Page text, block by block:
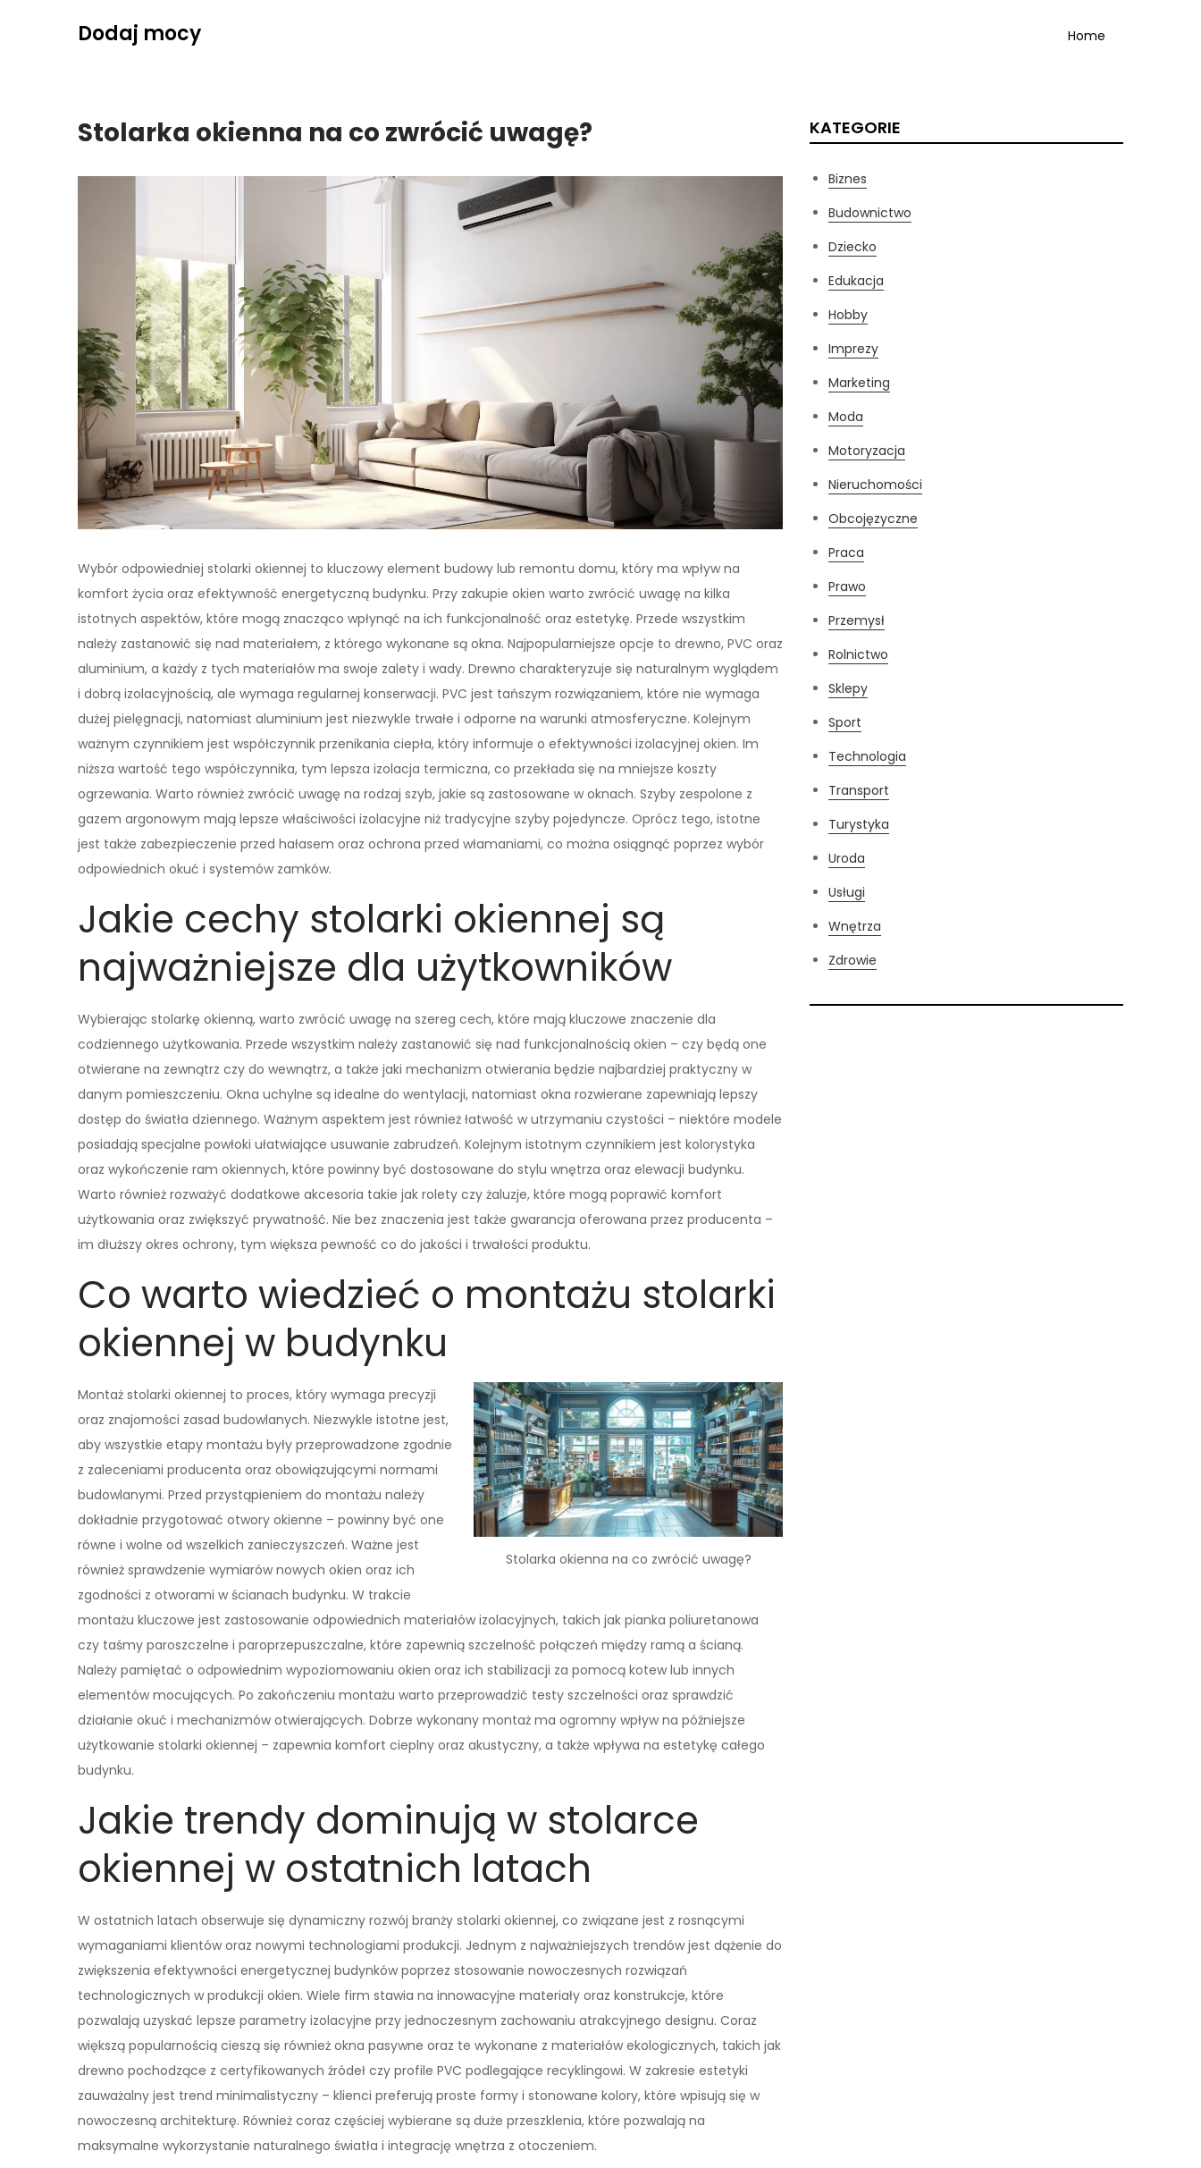
Dodaj mocy Home
Stolarka okienna na co zwrócić uwagę?
Wybór odpowiedniej stolarki okiennej to kluczowy element budowy lub remontu domu, który ma wpływ na
komfort życia oraz efektywność energetyczną budynku. Przy zakupie okien warto zwrócić uwagę na kilka
istotnych aspektów, które mogą znacząco wpłynąć na ich funkcjonalność oraz estetykę. Przede wszystkim
należy zastanowić się nad materiałem, z którego wykonane są okna. Najpopularniejsze opcje to drewno, PVC oraz
aluminium, a każdy z tych materiałów ma swoje zalety i wady. Drewno charakteryzuje się naturalnym wyglądem
i dobrą izolacyjnością, ale wymaga regularnej konserwacji. PVC jest tańszym rozwiązaniem, które nie wymaga
dużej pielęgnacji, natomiast aluminium jest niezwykle trwałe i odporne na warunki atmosferyczne. Kolejnym
ważnym czynnikiem jest współczynnik przenikania ciepła, który informuje o efektywności izolacyjnej okien. Im
niższa wartość tego współczynnika, tym lepsza izolacja termiczna, co przekłada się na mniejsze koszty
ogrzewania. Warto również zwrócić uwagę na rodzaj szyb, jakie są zastosowane w oknach. Szyby zespolone z
gazem argonowym mają lepsze właściwości izolacyjne niż tradycyjne szyby pojedyncze. Oprócz tego, istotne
jest także zabezpieczenie przed hałasem oraz ochrona przed włamaniami, co można osiągnąć poprzez wybór
odpowiednich okuć i systemów zamków.
Jakie cechy stolarki okiennej są
najważniejsze dla użytkowników
Wybierając stolarkę okienną, warto zwrócić uwagę na szereg cech, które mają kluczowe znaczenie dla
codziennego użytkowania. Przede wszystkim należy zastanowić się nad funkcjonalnością okien – czy będą one
otwierane na zewnątrz czy do wewnątrz, a także jaki mechanizm otwierania będzie najbardziej praktyczny w
danym pomieszczeniu. Okna uchylne są idealne do wentylacji, natomiast okna rozwierane zapewniają lepszy
dostęp do światła dziennego. Ważnym aspektem jest również łatwość w utrzymaniu czystości – niektóre modele
posiadają specjalne powłoki ułatwiające usuwanie zabrudzeń. Kolejnym istotnym czynnikiem jest kolorystyka
oraz wykończenie ram okiennych, które powinny być dostosowane do stylu wnętrza oraz elewacji budynku.
Warto również rozważyć dodatkowe akcesoria takie jak rolety czy żaluzje, które mogą poprawić komfort
użytkowania oraz zwiększyć prywatność. Nie bez znaczenia jest także gwarancja oferowana przez producenta –
im dłuższy okres ochrony, tym większa pewność co do jakości i trwałości produktu.
Co warto wiedzieć o montażu stolarki
okiennej w budynku
Stolarka okienna na co zwrócić uwagę?
Montaż stolarki okiennej to proces, który wymaga precyzji
oraz znajomości zasad budowlanych. Niezwykle istotne jest,
aby wszystkie etapy montażu były przeprowadzone zgodnie
z zaleceniami producenta oraz obowiązującymi normami
budowlanymi. Przed przystąpieniem do montażu należy
dokładnie przygotować otwory okienne – powinny być one
równe i wolne od wszelkich zanieczyszczeń. Ważne jest
również sprawdzenie wymiarów nowych okien oraz ich
zgodności z otworami w ścianach budynku. W trakcie
montażu kluczowe jest zastosowanie odpowiednich materiałów izolacyjnych, takich jak pianka poliuretanowa
czy taśmy paroszczelne i paroprzepuszczalne, które zapewnią szczelność połączeń między ramą a ścianą.
Należy pamiętać o odpowiednim wypoziomowaniu okien oraz ich stabilizacji za pomocą kotew lub innych
elementów mocujących. Po zakończeniu montażu warto przeprowadzić testy szczelności oraz sprawdzić
działanie okuć i mechanizmów otwierających. Dobrze wykonany montaż ma ogromny wpływ na późniejsze
użytkowanie stolarki okiennej – zapewnia komfort cieplny oraz akustyczny, a także wpływa na estetykę całego
budynku.
Jakie trendy dominują w stolarce
okiennej w ostatnich latach
W ostatnich latach obserwuje się dynamiczny rozwój branży stolarki okiennej, co związane jest z rosnącymi
wymaganiami klientów oraz nowymi technologiami produkcji. Jednym z najważniejszych trendów jest dążenie do
zwiększenia efektywności energetycznej budynków poprzez stosowanie nowoczesnych rozwiązań
technologicznych w produkcji okien. Wiele firm stawia na innowacyjne materiały oraz konstrukcje, które
pozwalają uzyskać lepsze parametry izolacyjne przy jednoczesnym zachowaniu atrakcyjnego designu. Coraz
większą popularnością cieszą się również okna pasywne oraz te wykonane z materiałów ekologicznych, takich jak
drewno pochodzące z certyfikowanych źródeł czy profile PVC podlegające recyklingowi. W zakresie estetyki
zauważalny jest trend minimalistyczny – klienci preferują proste formy i stonowane kolory, które wpisują się w
nowoczesną architekturę. Również coraz częściej wybierane są duże przeszklenia, które pozwalają na
maksymalne wykorzystanie naturalnego światła i integrację wnętrza z otoczeniem.
KATEGORIE
Biznes
Budownictwo
Dziecko
Edukacja
Hobby
Imprezy
Marketing
Moda
Motoryzacja
Nieruchomości
Obcojęzyczne
Praca
Prawo
Przemysł
Rolnictwo
Sklepy
Sport
Technologia
Transport
Turystyka
Uroda
Usługi
Wnętrza
Zdrowie